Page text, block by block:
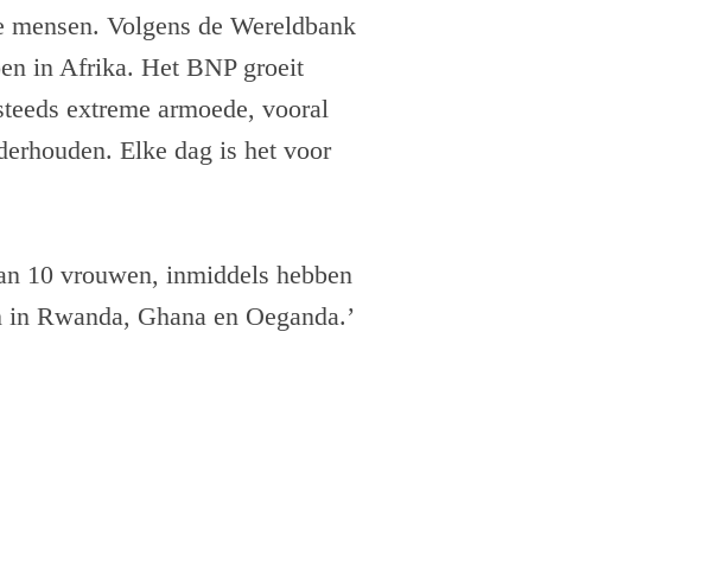
Volgens de Wereldbank
in Afrika. Het BNP groeit
extreme armoede, vooral
Elke dag is het voor
10 vrouwen, inmiddels hebben
Rwanda, Ghana en Oeganda.’